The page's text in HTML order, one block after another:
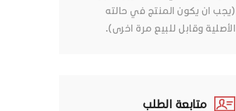
(يجب ان يكون المنتج في حالته
الأصلية وقابل للبيع مرة اخرى).
متابعة الطلب